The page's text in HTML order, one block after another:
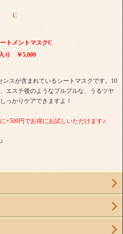
トメントマスクC
り ￥5,000
スが含まれているシートマスクです。10
エステ後のようなプルプルな、うるツヤ
っかりケアできますよ！
+500円でお得にお試しいただけます♪